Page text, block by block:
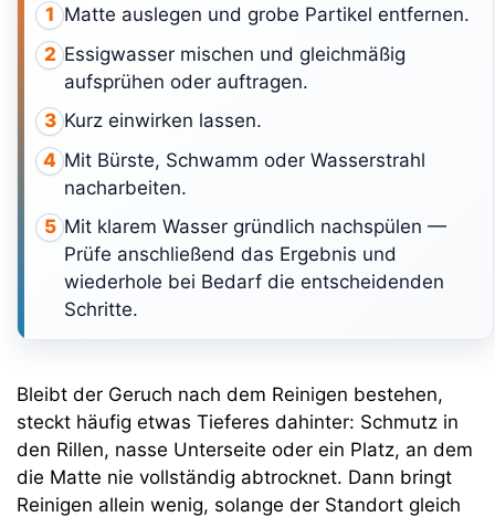
1 Matte auslegen und grobe Partikel entfernen.
2 Essigwasser mischen und gleichmäßig
aufsprühen oder auftragen.
3 Kurz einwirken lassen.
4 Mit Bürste, Schwamm oder Wasserstrahl
nacharbeiten.
5 Mit klarem Wasser gründlich nachspülen —
Prüfe anschließend das Ergebnis und
wiederhole bei Bedarf die entscheidenden
Schritte.
Bleibt der Geruch nach dem Reinigen bestehen,
steckt häufig etwas Tieferes dahinter: Schmutz in
den Rillen, nasse Unterseite oder ein Platz, an dem
die Matte nie vollständig abtrocknet. Dann bringt
Reinigen allein wenig, solange der Standort gleich